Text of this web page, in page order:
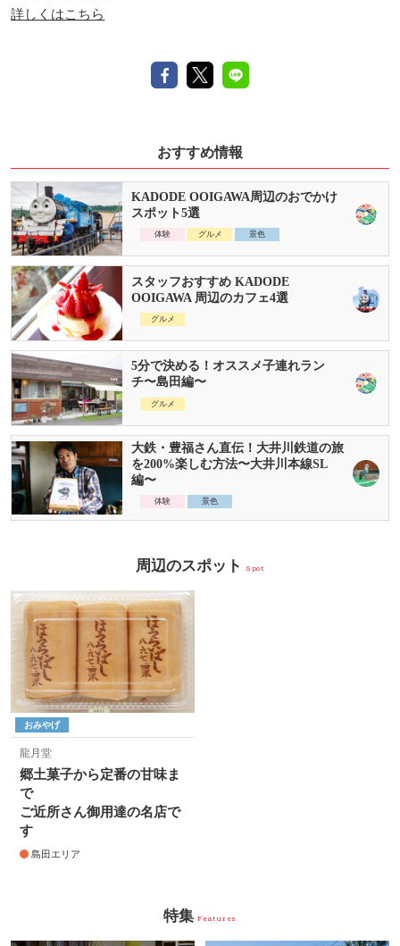
詳しくはこちら
おすすめ情報
KADODE OOIGAWA周辺のおでかけ
スポット5選
体験 グルメ 景色
スタッフおすすめ KADODE
OOIGAWA 周辺のカフェ4選
グルメ
5分で決める！オススメ子連れラン
チ〜島田編〜
グルメ
大鉄・豊福さん直伝！大井川鉄道の旅
を200%楽しむ方法〜大井川本線SL
編〜
体験 景色
周辺のスポット Spot
おみやげ
龍月堂
郷土菓子から定番の甘味ま
で
ご近所さん御用達の名店で
す
島田エリア
特集 Features